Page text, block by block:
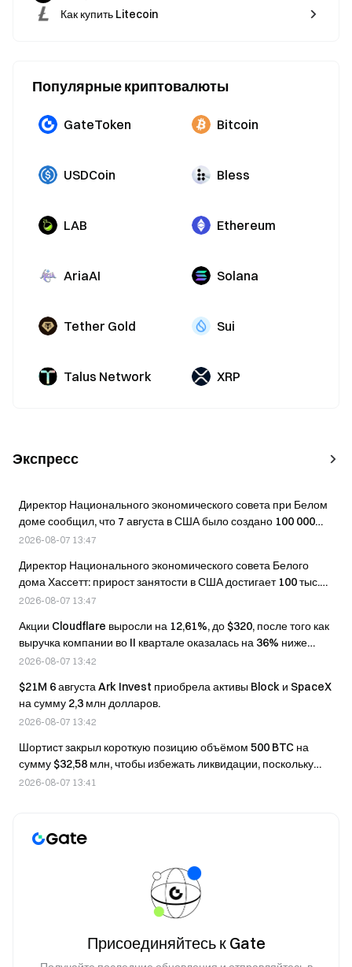
Как купить Litecoin
Популярные криптовалюты
GateToken Bitcoin
USDCoin Bless
LAB Ethereum
AriaAI Solana
Tether Gold Sui
Talus Network XRP
Экспресс
Директор Национального экономического совета при Белом
доме сообщил, что 7 августа в США было создано 100 000
рабочих мест без учёта влияния государственного сектора и
2026-08-07 13:47
Директор Национального экономического совета Белого
дома Хассетт: прирост занятости в США достигает 100 тыс.
рабочих мест без учёта государственных служащих и
2026-08-07 13:47
Акции Cloudflare выросли на 12,61%, до $320, после того как
выручка компании во II квартале оказалась на 36% ниже
прогноза по сравнению с аналогичным периодом прошлого
2026-08-07 13:42
$21M 6 августа Ark Invest приобрела активы Block и SpaceX
на сумму 2,3 млн долларов.
2026-08-07 13:42
Шортист закрыл короткую позицию объёмом 500 BTC на
сумму $32,58 млн, чтобы избежать ликвидации, поскольку
убытки превысили $1,5 млн.
2026-08-07 13:41
Присоединяйтесь к Gate